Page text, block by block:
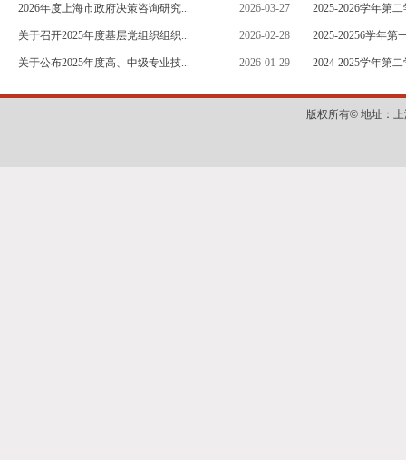
2026年度上海市政府决策咨询研究... 2026-03-27
关于召开2025年度基层党组织组织... 2026-02-28
关于公布2025年度高、中级专业技... 2026-01-29
2025-2026学年第
2025-20256学年第
2024-2025学年第
版权所有©地址：上